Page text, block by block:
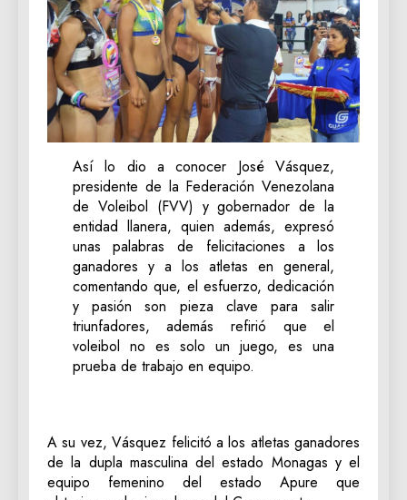
Así lo dio a conocer José Vásquez,
presidente de la Federación Venezolana
de Voleibol (FVV) y gobernador de la
entidad llanera, quien además, expresó
unas palabras de felicitaciones a los
ganadores y a los atletas en general,
comentando que, el esfuerzo, dedicación
y pasión son pieza clave para salir
triunfadores, además refirió que el
voleibol no es solo un juego, es una
prueba de trabajo en equipo.
A su vez, Vásquez felicitó a los atletas ganadores
de la dupla masculina del estado Monagas y el
equipo femenino del estado Apure que